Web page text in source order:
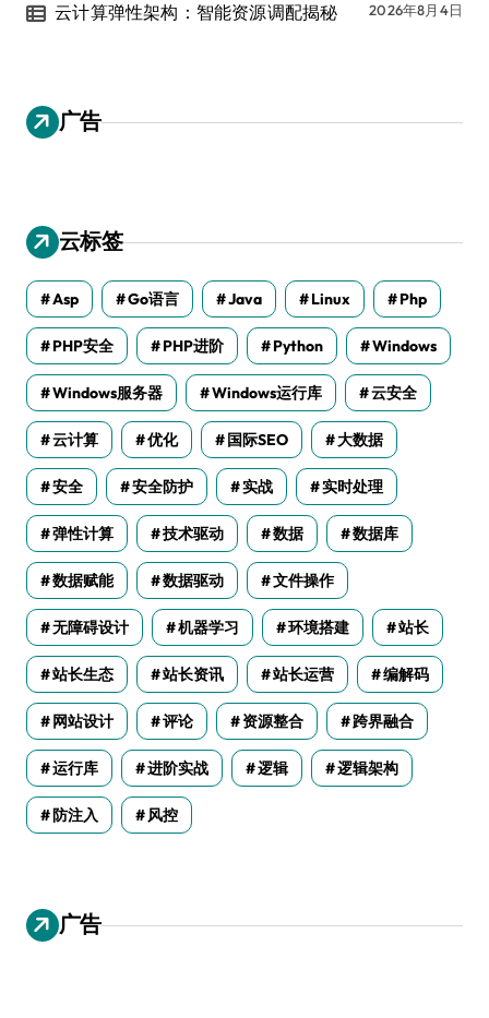
云计算弹性架构：智能资源调配揭秘 2026年8月4日
广告
云标签
Asp Go语言 Java Linux Php
PHP安全 PHP进阶 Python Windows
Windows服务器 Windows运行库 云安全
云计算 优化 国际SEO 大数据
安全 安全防护 实战 实时处理
弹性计算 技术驱动 数据 数据库
数据赋能 数据驱动 文件操作
无障碍设计 机器学习 环境搭建 站长
站长生态 站长资讯 站长运营 编解码
网站设计 评论 资源整合 跨界融合
运行库 进阶实战 逻辑 逻辑架构
防注入 风控
广告